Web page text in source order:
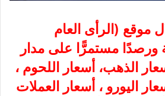
موقع ( الرأى العام
ورصدًا مستمرًّا على مدار
أسعار الذهب، أسعار اللحوم ،
اليورو ، أسعار العملات